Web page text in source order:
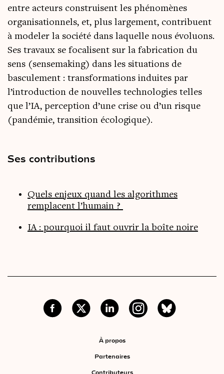
entre acteurs construisent les phénomènes
organisationnels, et, plus largement, contribuent
à modeler la société dans laquelle nous évoluons.
Ses travaux se focalisent sur la fabrication du
sens (sensemaking) dans les situations de
basculement : transformations induites par
l’introduction de nouvelles technologies telles
que l’IA, perception d’une crise ou d’un risque
(pandémie, transition écologique).
Ses contributions
Quels enjeux quand les algorithmes
remplacent l’humain ?
IA : pourquoi il faut ouvrir la boîte noire
À propos
Partenaires
Contributeurs